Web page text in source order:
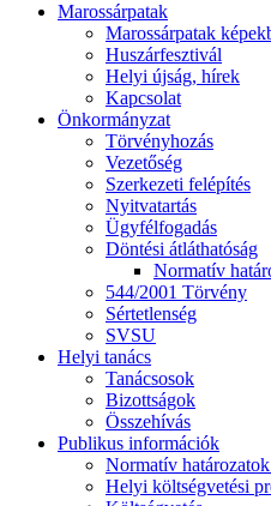
Marossárpatak
Marossárpatak
Huszárfesztivál
Helyi újság, hírek
Kapcsolat
Önkormányzat
Törvényhozás
Vezetőség
Szerkezeti felépítés
Nyitvatartás
Ügyfélfogadás
Döntési átláthatóság
Normatív
544/2001 Törvény
Sértetlenség
SVSU
Helyi tanács
Tanácsosok
Bizottságok
Összehívás
Publikus információk
Normatív
Helyi költségvetési